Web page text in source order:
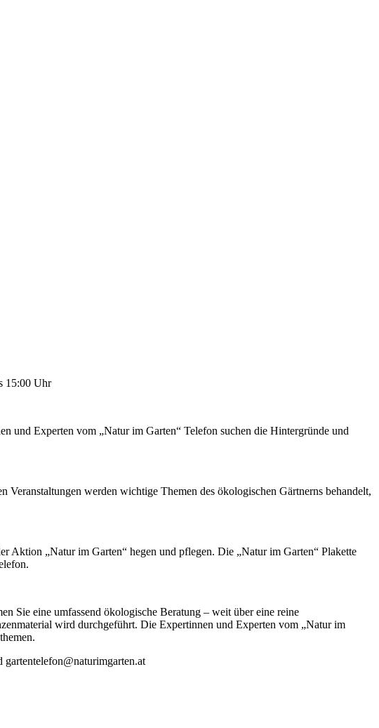
15:00 Uhr
und Experten vom „Natur im Garten“ Telefon suchen die Hintergründe und
werden wichtige Themen des ökologischen Gärtnerns behandelt,
Aktion „Natur im Garten“ hegen und pflegen. Die „Natur im Garten“ Plakette
Sie eine umfassend ökologische Beratung – weit über eine reine
wird durchgeführt. Die Expertinnen und Experten vom „Natur im
gartentelefon@naturimgarten.at